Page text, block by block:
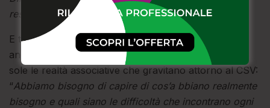
responsabilità”.
E tra le finalità precipue della nuova presidente, c’è
anche, e soprattutto, l’intenzione di non far sentire
sole le realtà associative che gravitano attorno al CSV:
“Abbiamo bisogno di capire di cos’a bbiano realmente
bisogno e quali siano le difficoltà che incontrano ogni